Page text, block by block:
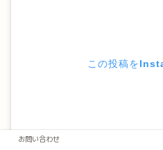
この投稿を
お問い合わせ